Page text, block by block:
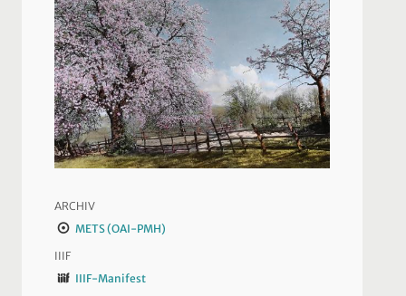
ARCHIV
METS (OAI-PMH)
IIIF
IIIF-Manifest